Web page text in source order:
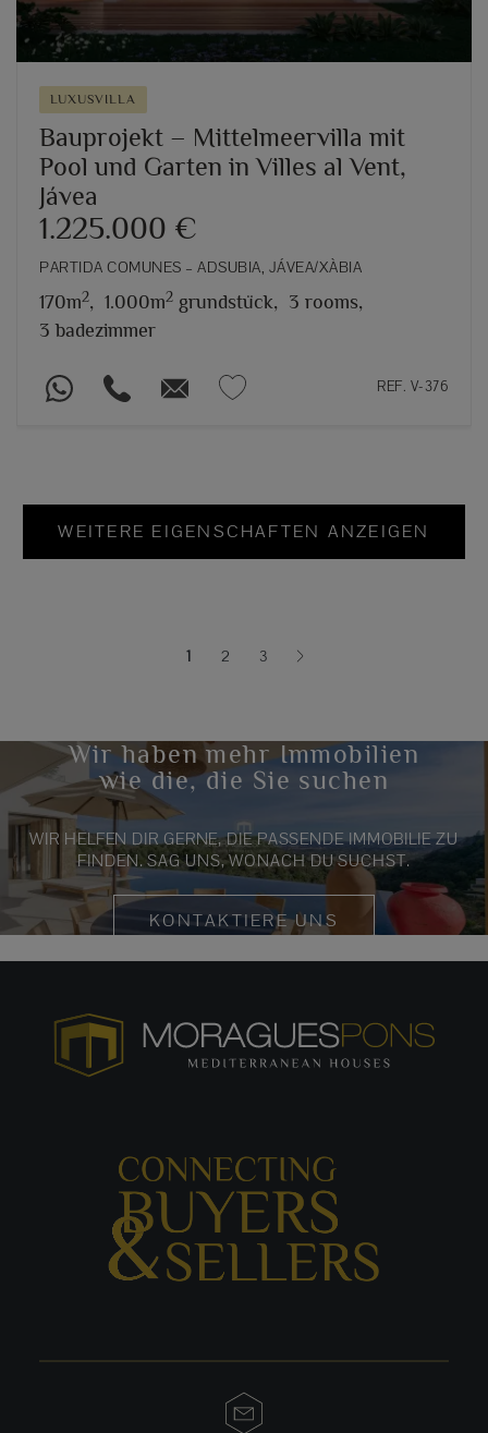
LUXUSVILLA
Bauprojekt – Mittelmeervilla mit
Pool und Garten in Villes al Vent,
Jávea
1.225.000 €
PARTIDA COMUNES – ADSUBIA, JÁVEA/XÀBIA
170m2, 1.000m2 grundstück, 3 rooms,
3 badezimmer
REF. V-376
WEITERE EIGENSCHAFTEN ANZEIGEN
1(current)
2 3
Wir haben mehr Immobilien
wie die, die Sie suchen
WIR HELFEN DIR GERNE, DIE PASSENDE IMMOBILIE ZU
FINDEN. SAG UNS, WONACH DU SUCHST.
KONTAKTIERE UNS